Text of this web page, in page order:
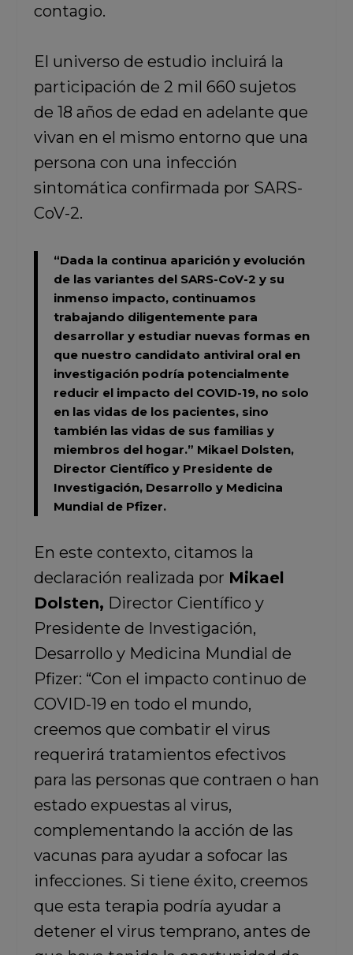
contagio.
El universo de estudio incluirá la
participación de 2 mil 660 sujetos
de 18 años de edad en adelante que
vivan en el mismo entorno que una
persona con una infección
sintomática confirmada por SARS-
CoV-2.
“Dada la continua aparición y evolución
de las variantes del SARS-CoV-2 y su
inmenso impacto, continuamos
trabajando diligentemente para
desarrollar y estudiar nuevas formas en
que nuestro candidato antiviral oral en
investigación podría potencialmente
reducir el impacto del COVID-19, no solo
en las vidas de los pacientes, sino
también las vidas de sus familias y
miembros del hogar.” Mikael Dolsten,
Director Científico y Presidente de
Investigación, Desarrollo y Medicina
Mundial de Pfizer.
En este contexto, citamos la
declaración realizada por Mikael
Dolsten, Director Científico y
Presidente de Investigación,
Desarrollo y Medicina Mundial de
Pfizer: “Con el impacto continuo de
COVID-19 en todo el mundo,
creemos que combatir el virus
requerirá tratamientos efectivos
para las personas que contraen o han
estado expuestas al virus,
complementando la acción de las
vacunas para ayudar a sofocar las
infecciones. Si tiene éxito, creemos
que esta terapia podría ayudar a
detener el virus temprano, antes de